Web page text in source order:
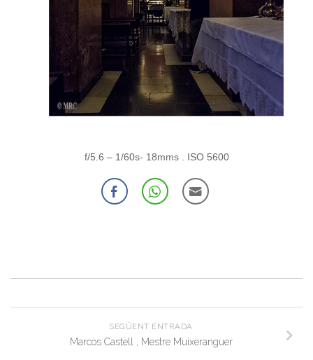
f/5.6 – 1/60s- 18mms . ISO 5600
SEGÜENT ENTRADA
Marcos Castell , Mestre Muixeranguer